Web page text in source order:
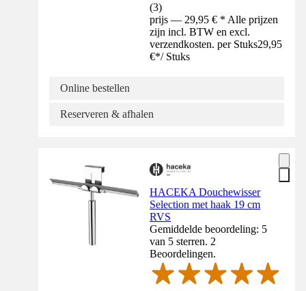
(3)
prijs — 29,95 € * Alle prijzen
zijn incl. BTW en excl.
verzendkosten. per Stuks29,95
€*/ Stuks
Online bestellen
Reserveren & afhalen
HACEKA Douchewisser
Selection met haak 19 cm
RVS
Gemiddelde beoordeling: 5
van 5 sterren. 2
Beoordelingen.